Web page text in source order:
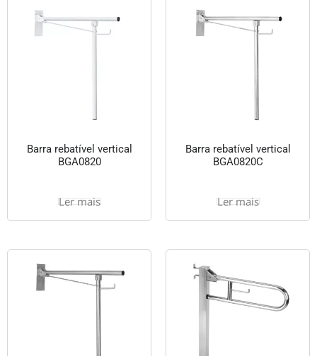
Barra rebatível vertical
BGA0820
Ler mais
Barra rebatível vertical
BGA0820C
Ler mais